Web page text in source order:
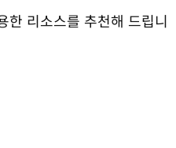
한 리소스를 추천해 드립니